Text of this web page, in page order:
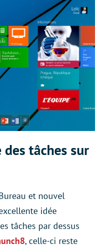
tâches sur
et nouvel
idée
tâches par dessus
, celle-ci reste